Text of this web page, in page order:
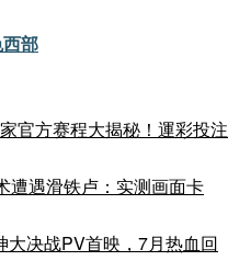
部
官方赛程大揭秘！運彩投注
遭遇滑铁卢：实测画面卡
大决战PV首映，7月热血回